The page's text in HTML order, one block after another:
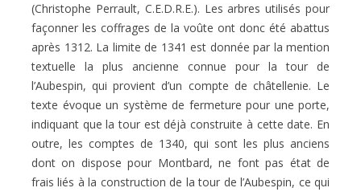
(Christophe Perrault, C.E.D.R.E.). Les arbres utilisés pour
façonner les coffrages de la voûte ont donc été abattus
après 1312. La limite de 1341 est donnée par la mention
textuelle la plus ancienne connue pour la tour de
l’Aubespin, qui provient d’un compte de châtellenie. Le
texte évoque un système de fermeture pour une porte,
indiquant que la tour est déjà construite à cette date. En
outre, les comptes de 1340, qui sont les plus anciens
dont on dispose pour Montbard, ne font pas état de
frais liés à la construction de la tour de l’Aubespin, ce qui